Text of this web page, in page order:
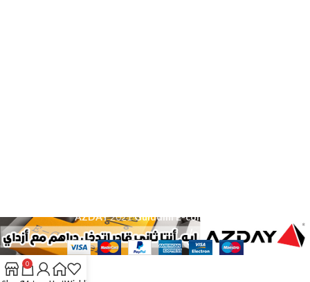
AZDAY2021Guiddini E-commerce
0